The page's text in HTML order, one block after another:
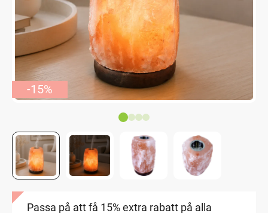
-15%
Passa på att få 15% extra rabatt på alla